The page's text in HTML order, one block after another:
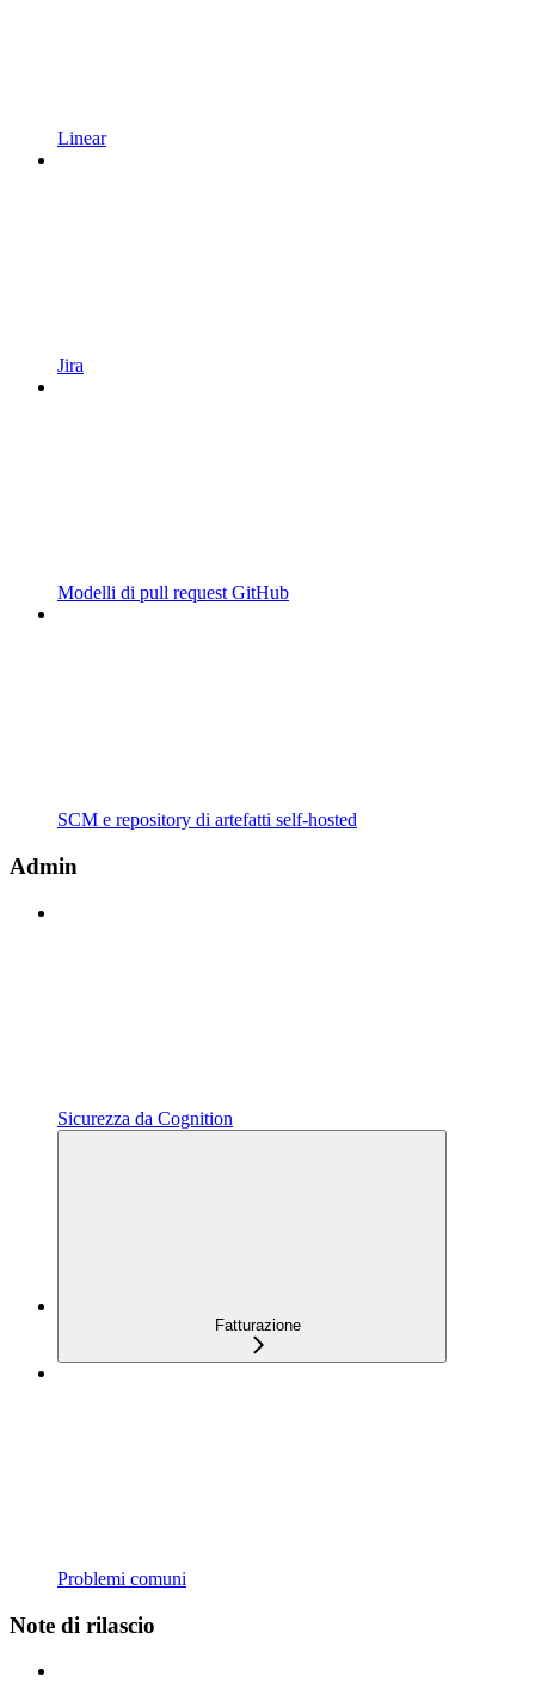
Linear
Jira
Modelli di pull request GitHub
SCM e repository di artefatti self-hosted
Admin
Sicurezza da Cognition
Fatturazione
Problemi comuni
Note di rilascio